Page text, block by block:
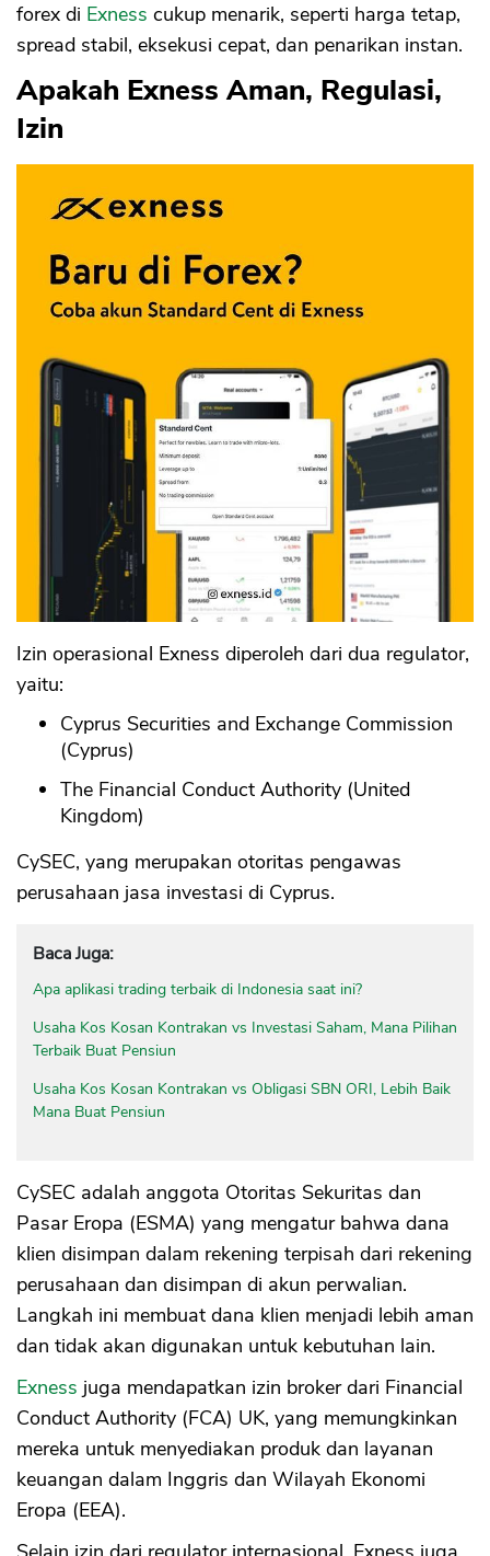
forex di Exness cukup menarik, seperti harga tetap,
spread stabil, eksekusi cepat, dan penarikan instan.
Apakah Exness Aman, Regulasi,
Izin
Izin operasional Exness diperoleh dari dua regulator,
yaitu:
Cyprus Securities and Exchange Commission
(Cyprus)
The Financial Conduct Authority (United
Kingdom)
CySEC, yang merupakan otoritas pengawas
perusahaan jasa investasi di Cyprus.
Baca Juga:
Apa aplikasi trading terbaik di Indonesia saat ini?
Usaha Kos Kosan Kontrakan vs Investasi Saham, Mana Pilihan
Terbaik Buat Pensiun
Usaha Kos Kosan Kontrakan vs Obligasi SBN ORI, Lebih Baik
Mana Buat Pensiun
CySEC adalah anggota Otoritas Sekuritas dan
Pasar Eropa (ESMA) yang mengatur bahwa dana
klien disimpan dalam rekening terpisah dari rekening
perusahaan dan disimpan di akun perwalian.
Langkah ini membuat dana klien menjadi lebih aman
dan tidak akan digunakan untuk kebutuhan lain.
Exness juga mendapatkan izin broker dari Financial
Conduct Authority (FCA) UK, yang memungkinkan
mereka untuk menyediakan produk dan layanan
keuangan dalam Inggris dan Wilayah Ekonomi
Eropa (EEA).